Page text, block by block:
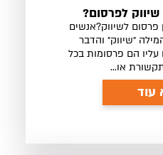
לפרסום?
לשיווק?אנשים
״שיווק״ והדבר
הם פרסומות בכל
תקשורת או...
עוד